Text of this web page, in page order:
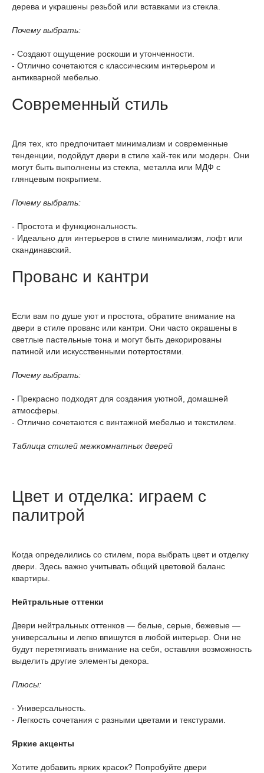
дерева и украшены резьбой или вставками из стекла.
Почему выбрать:
- Создают ощущение роскоши и утонченности.
- Отлично сочетаются с классическим интерьером и
антикварной мебелью.
Современный стиль
Для тех, кто предпочитает минимализм и современные
тенденции, подойдут двери в стиле хай-тек или модерн. Они
могут быть выполнены из стекла, металла или МДФ с
глянцевым покрытием.
Почему выбрать:
- Простота и функциональность.
- Идеально для интерьеров в стиле минимализм, лофт или
скандинавский.
Прованс и кантри
Если вам по душе уют и простота, обратите внимание на
двери в стиле прованс или кантри. Они часто окрашены в
светлые пастельные тона и могут быть декорированы
патиной или искусственными потертостями.
Почему выбрать:
- Прекрасно подходят для создания уютной, домашней
атмосферы.
- Отлично сочетаются с винтажной мебелью и текстилем.
Таблица стилей межкомнатных дверей
Цвет и отделка: играем с
палитрой
Когда определились со стилем, пора выбрать цвет и отделку
двери. Здесь важно учитывать общий цветовой баланс
квартиры.
Нейтральные оттенки
Двери нейтральных оттенков — белые, серые, бежевые —
универсальны и легко впишутся в любой интерьер. Они не
будут перетягивать внимание на себя, оставляя возможность
выделить другие элементы декора.
Плюсы:
- Универсальность.
- Легкость сочетания с разными цветами и текстурами.
Яркие акценты
Хотите добавить ярких красок? Попробуйте двери